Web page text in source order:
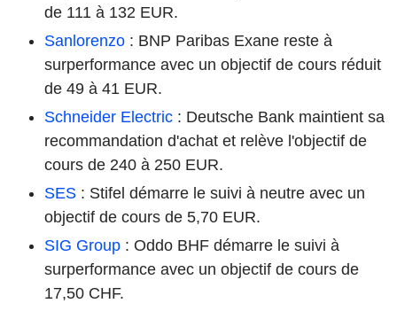
de 111 à 132 EUR.
Sanlorenzo : BNP Paribas Exane reste à
surperformance avec un objectif de cours réduit
de 49 à 41 EUR.
Schneider Electric : Deutsche Bank maintient sa
recommandation d'achat et relève l'objectif de
cours de 240 à 250 EUR.
SES : Stifel démarre le suivi à neutre avec un
objectif de cours de 5,70 EUR.
SIG Group : Oddo BHF démarre le suivi à
surperformance avec un objectif de cours de
17,50 CHF.